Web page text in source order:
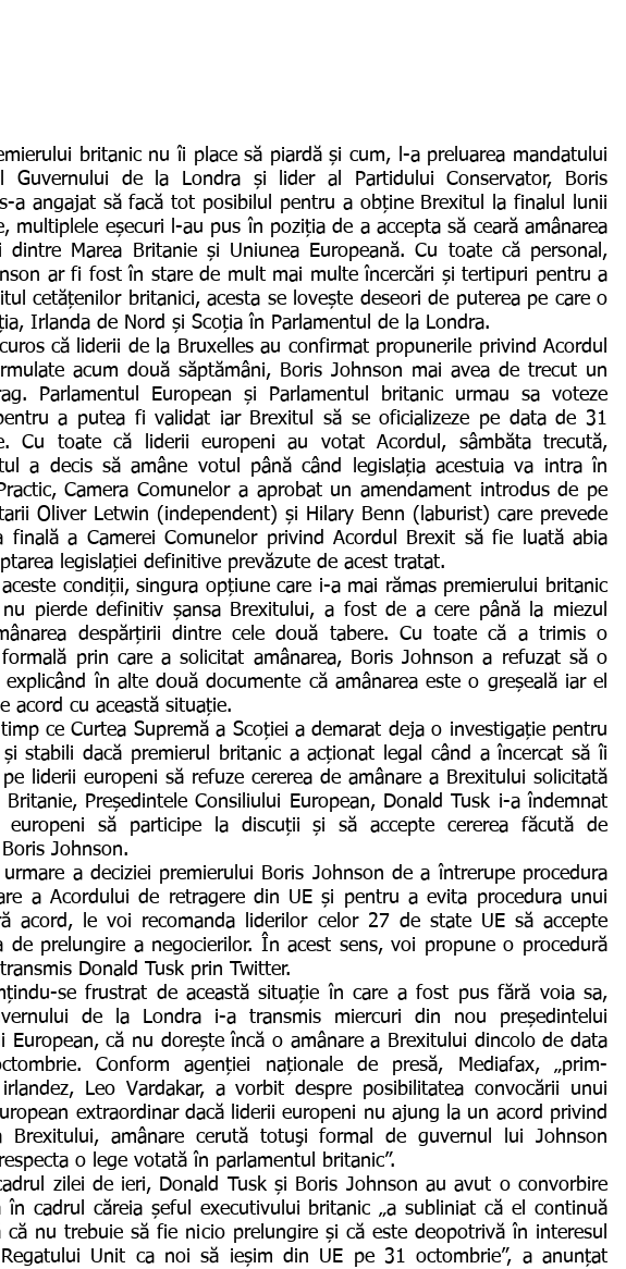
Guvernului de la Londra și lider al Partidului Conservator, Boris
a angajat să facă tot posibilul pentru a obține Brexitul la finalul lunii
multiplele eșecuri l-au pus în poziția de a accepta să ceară amânarea
dintre Marea Britanie și Uniunea Europeană. Cu toate că personal,
ar fi fost în stare de mult mai multe încercări și tertipuri pentru a
cetățenilor britanici, acesta se lovește deseori de puterea pe care o
Irlanda de Nord și Scoția în Parlamentul de la Londra.
acum două săptămâni, Boris Johnson mai avea de trecut un
Parlamentul European și Parlamentul britanic urmau sa voteze
a putea fi validat iar Brexitul să se oficializeze pe data de 31
Cu toate că liderii europeni au votat Acordul, sâmbăta trecută,
a decis să amâne votul până când legislația acestuia va intra în
Camera Comunelor a aprobat un amendament introdus de pe
Oliver Letwin (independent) și Hilary Benn (laburist) care prevede
finală a Camerei Comunelor privind Acordul Brexit să fie luată abia
legislației definitive prevăzute de acest tratat.
pierde definitiv șansa Brexitului, a fost de a cere până la miezul
despărțirii dintre cele două tabere. Cu toate că a trimis o
formală prin care a solicitat amânarea, Boris Johnson a refuzat să o
explicând în alte două documente că amânarea este o greșeală iar el
acord cu această situație.
și stabili dacă premierul britanic a acționat legal când a încercat să îi
liderii europeni să refuze cererea de amânare a Brexitului solicitată
Britanie, Președintele Consiliului European, Donald Tusk i-a îndemnat
europeni să participe la discuții și să accepte cererea făcută de
Johnson.
a Acordului de retragere din UE și pentru a evita procedura unui
acord, le voi recomanda liderilor celor 27 de state UE să accepte
de prelungire a negocierilor. În acest sens, voi propune o procedură
Donald Tusk prin Twitter.
de la Londra i-a transmis miercuri din nou președintelui
European, că nu dorește încă o amânare a Brexitului dincolo de data
Conform agenției naționale de presă, Mediafax, „prim-
Leo Vardakar, a vorbit despre posibilitatea convocării unui
extraordinar dacă liderii europeni nu ajung la un acord privind
Brexitului, amânare cerută totuşi formal de guvernul lui Johnson
o lege votată în parlamentul britanic”.
în cadrul căreia șeful executivului britanic „a subliniat că el continuă
că nu trebuie să fie nicio prelungire și că este deopotrivă în interesul
Unit ca noi să ieșim din UE pe 31 octombrie”, a anunțat